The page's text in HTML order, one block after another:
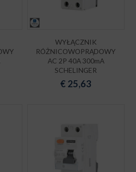
WYŁĄCZNIK
RÓŻNICOWOPRĄDOWY
AC 2P 40A 300mA
SCHELINGER
€ 25,63